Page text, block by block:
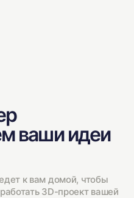
ваши идеи
к вам домой, чтобы
3D-проект вашей